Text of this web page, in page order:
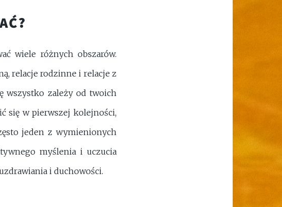
wiele różnych obszarów.
relacje rodzinne i relacje z
wszystko zależy od twoich
się w pierwszej kolejności,
jeden z wymienionych
myślenia i uczucia
i duchowości.